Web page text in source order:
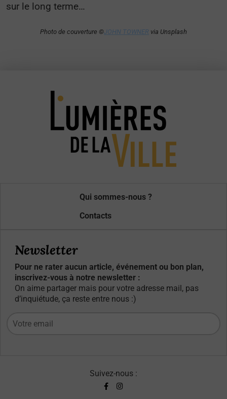
sur le long terme…
Photo de couverture ©JOHN TOWNER via Unsplash
Qui sommes-nous ?
Contacts
Newsletter
Pour ne rater aucun article, événement ou bon plan,
inscrivez-vous à notre newsletter :
On aime partager mais pour votre adresse mail, pas
d’inquiétude, ça reste entre nous :)
Suivez-nous :